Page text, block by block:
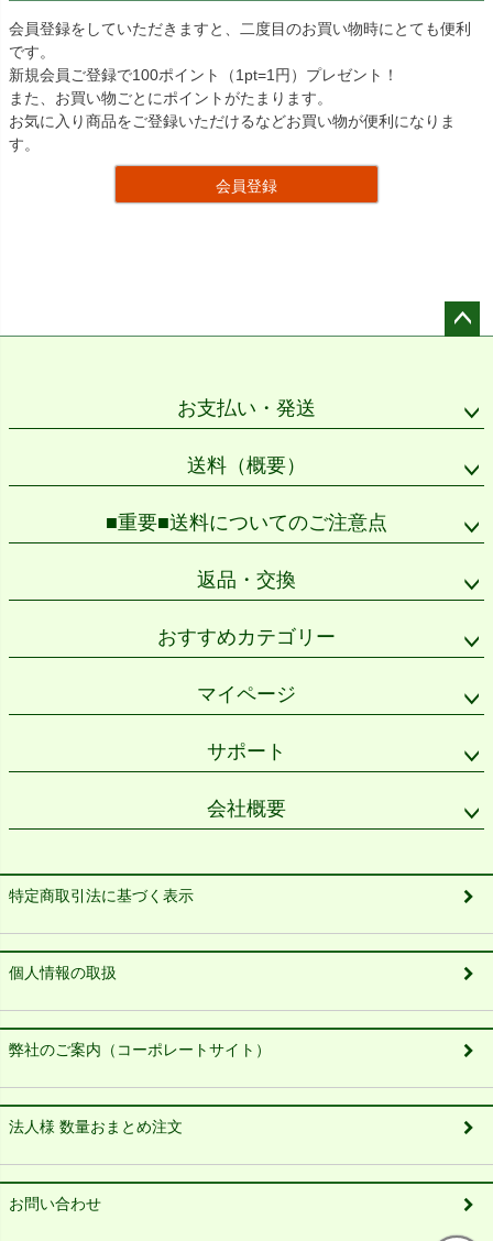
会員登録をしていただきますと、二度目のお買い物時にとても便利
です。
新規会員ご登録で100ポイント（1pt=1円）プレゼント！
また、お買い物ごとにポイントがたまります。
お気に入り商品をご登録いただけるなどお買い物が便利になりま
す。
会員登録
お支払い・発送
送料（概要）
■重要■送料についてのご注意点
返品・交換
おすすめカテゴリー
マイページ
サポート
会社概要
特定商取引法に基づく表示
個人情報の取扱
弊社のご案内（コーポレートサイト）
法人様 数量おまとめ注文
お問い合わせ